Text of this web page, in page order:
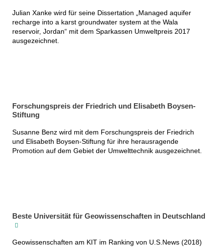
Julian Xanke wird für seine Dissertation „Managed aquifer
recharge into a karst groundwater system at the Wala
reservoir, Jordan“ mit dem Sparkassen Umweltpreis 2017
ausgezeichnet.
Forschungspreis der Friedrich und Elisabeth Boysen‐
Stiftung
Susanne Benz wird mit dem Forschungspreis der Friedrich
und Elisabeth Boysen‐Stiftung für ihre herausragende
Promotion auf dem Gebiet der Umwelttechnik ausgezeichnet.
Beste Universität für Geowissenschaften in Deutschland
Geowissenschaften am KIT im Ranking von U.S.News (2018)